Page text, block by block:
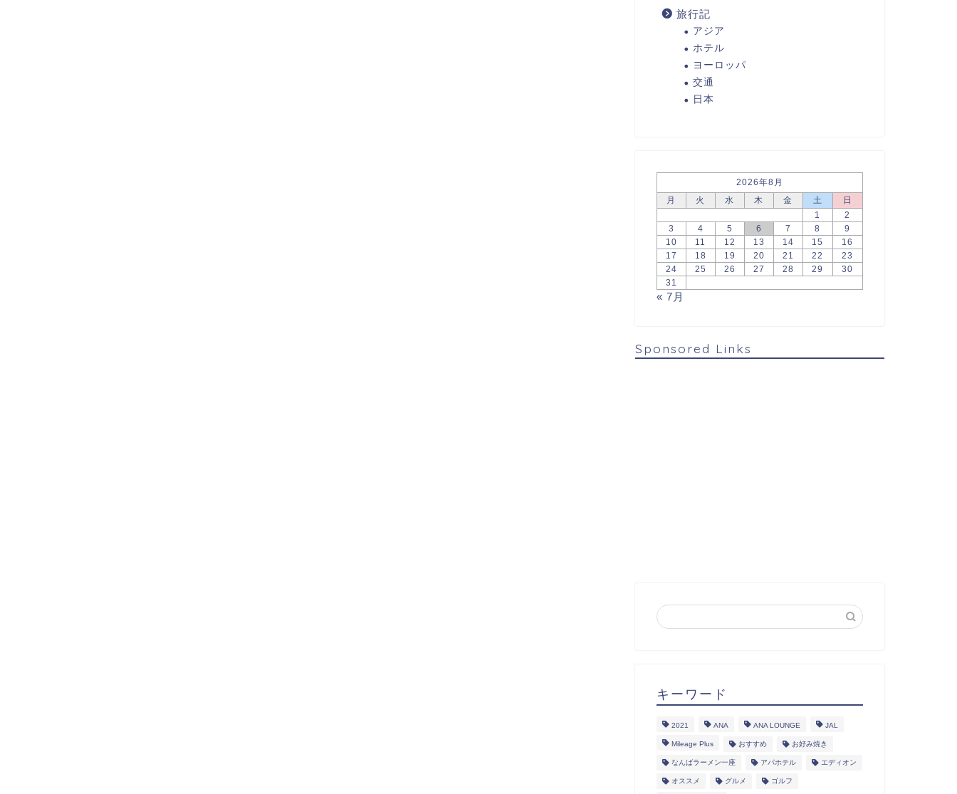
旅行記
アジア
ホテル
ヨーロッパ
交通
日本
2026年8月
月
火 水 木 金 土
日
1
2
3
4 5 6 7 8
9
10
11 12 13 14 15
16
17
18 19 20 21 22
23
24
25 26 27 28 29
30
31
« 7月
Sponsored Links
キーワード
2021 ANA ANA LOUNGE JAL
Mileage Plus おすすめ お好み焼き
なんばラーメン一座 アパホテル エディオン
オススメ グルメ ゴルフ